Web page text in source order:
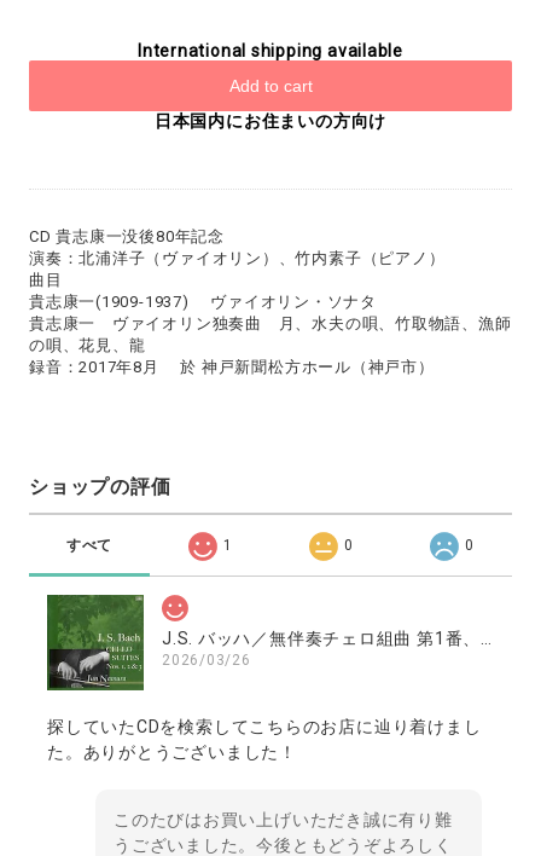
International shipping available
Add to cart
日本国内にお住まいの方向け
CD 貴志康一没後80年記念
演奏：北浦洋子（ヴァイオリン）、竹内素子（ピアノ）
曲目
貴志康一(1909-1937) ヴァイオリン・ソナタ
貴志康一 ヴァイオリン独奏曲 月、水夫の唄、竹取物語、漁師
の唄、花見、龍
録音：2017年8月 於 神戸新聞松方ホール（神戸市）
ショップの評価
すべて 1 0 0
2026/03/26
探していたCDを検索してこちらのお店に辿り着けまし
た。ありがとうございました！
このたびはお買い上げいただき誠に有り難
うございました。今後ともどうぞよろしく